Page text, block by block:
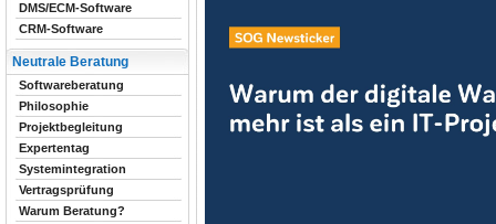
DMS/ECM-Software
CRM-Software
Neutrale Beratung
Softwareberatung
Philosophie
Projektbegleitung
Expertentag
Systemintegration
Vertragsprüfung
Warum Beratung?